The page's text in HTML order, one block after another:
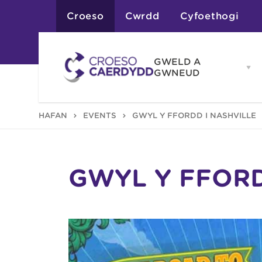
Croeso Cwrdd Cyfoethogi
GWELD A
GWNEUD
Atyniadau
HAFAN EVENTS GŴYL Y FFORDD I NASHVILLE
GŴYL Y